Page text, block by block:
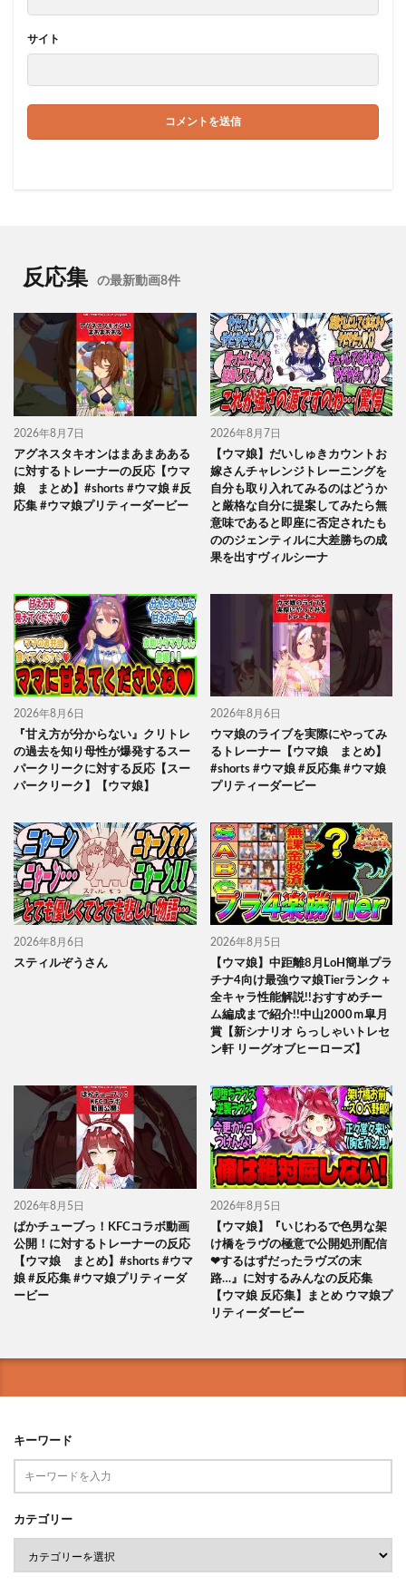
サイト
反応集 の最新動画8件
2026年8月7日
アグネスタキオンはまあまあある
に対するトレーナーの反応【ウマ
娘 まとめ】#shorts #ウマ娘 #反
応集 #ウマ娘プリティーダービー
2026年8月7日
【ウマ娘】だいしゅきカウントお
嫁さんチャレンジトレーニングを
自分も取り入れてみるのはどうか
と厳格な自分に提案してみたら無
意味であると即座に否定されたも
ののジェンティルに大差勝ちの成
果を出すヴィルシーナ
2026年8月6日
『甘え方が分からない』クリトレ
の過去を知り母性が爆発するスー
パークリークに対する反応【スー
パークリーク】【ウマ娘】
2026年8月6日
ウマ娘のライブを実際にやってみ
るトレーナー【ウマ娘 まとめ】
#shorts #ウマ娘 #反応集 #ウマ娘
プリティーダービー
2026年8月6日
スティルぞうさん
2026年8月5日
【ウマ娘】中距離8月LoH簡単プラ
チナ4向け最強ウマ娘Tierランク＋
全キャラ性能解説!!おすすめチー
ム編成まで紹介!!中山2000ｍ皐月
賞【新シナリオ らっしゃいトレセ
ン軒 リーグオブヒーローズ】
2026年8月5日
ぱかチューブっ！KFCコラボ動画
公開！に対するトレーナーの反応
【ウマ娘 まとめ】#shorts #ウマ
娘 #反応集 #ウマ娘プリティーダ
ービー
2026年8月5日
【ウマ娘】『いじわるで色男な架
け橋をラヴの極意で公開処刑配信
❤するはずだったラヴズの末
路…』に対するみんなの反応集
【ウマ娘 反応集】まとめ ウマ娘プ
リティーダービー
キーワード
カテゴリー